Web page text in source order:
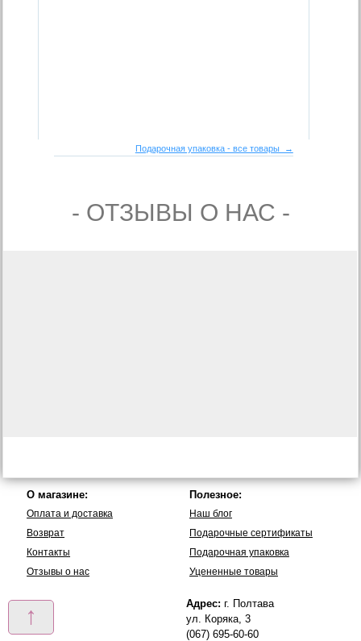
Подарочная упаковка - все товары →
- ОТЗЫВЫ О НАС -
↑
О магазине:
Оплата и доставка
Возврат
Контакты
Отзывы о нас
Полезное:
Наш блог
Подарочные сертификаты
Подарочная упаковка
Уцененные товары
Адрес: г. Полтава
ул. Коряка, 3
(067) 695-60-60